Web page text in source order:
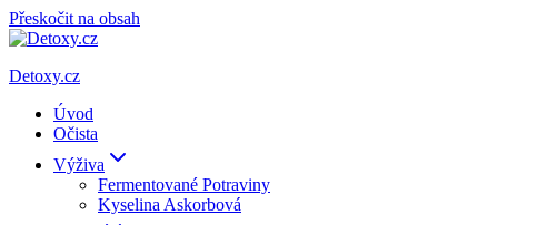
Přeskočit na obsah
Detoxy.cz
Úvod
Očista
Výživa
Fermentované Potraviny
Kyselina Askorbová